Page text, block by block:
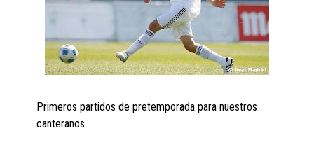
Primeros partidos de pretemporada para nuestros
canteranos.